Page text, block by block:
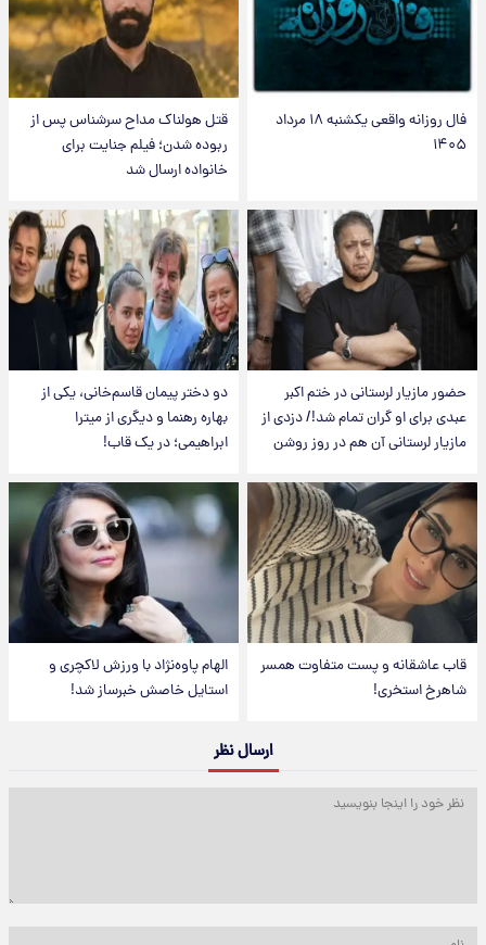
فال روزانه واقعی یکشنبه ۱۸ مرداد
۱۴۰۵
قتل هولناک مداح سرشناس پس از
ربوده شدن؛ فیلم جنایت برای
خانواده ارسال شد
حضور مازیار لرستانی در ختم اکبر
عبدی برای او گران تمام شد!/ دزدی از
مازیار لرستانی آن هم در روز روشن
دو دختر پیمان قاسم‌خانی، یکی از
بهاره رهنما و دیگری از میترا
ابراهیمی؛ در یک قاب!
قاب عاشقانه و پست متفاوت همسر
شاهرخ استخری!
الهام پاوه‌نژاد با ورزش لاکچری و
استایل خاصش خبرساز شد!
ارسال نظر